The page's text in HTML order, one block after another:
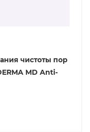
чистоты пор
MD Anti-